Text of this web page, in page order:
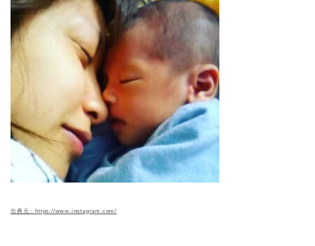
出典元：https://www.instagram.com/